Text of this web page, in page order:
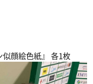
似顔絵色紙』 各1枚